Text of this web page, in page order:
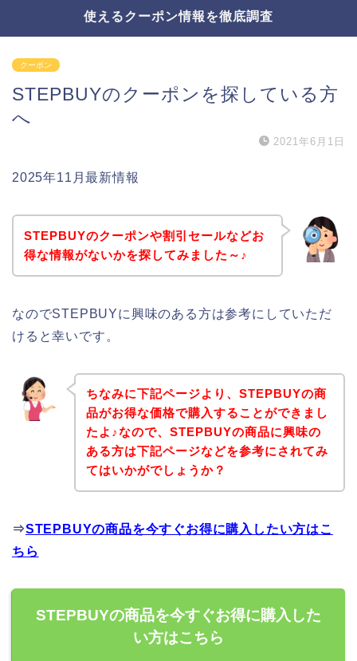
使えるクーポン情報を徹底調査
クーポン
STEPBUYのクーポンを探している方
へ
2021年6月1日
2025年11月最新情報
STEPBUYのクーポンや割引セールなどお
得な情報がないかを探してみました～♪
なのでSTEPBUYに興味のある方は参考にしていただ
けると幸いです。
ちなみに下記ページより、STEPBUYの商
品がお得な価格で購入することができまし
たよ♪なので、STEPBUYの商品に興味の
ある方は下記ページなどを参考にされてみ
てはいかがでしょうか？
⇒STEPBUYの商品を今すぐお得に購入したい方はこ
ちら
STEPBUYの商品を今すぐお得に購入した
い方はこちら